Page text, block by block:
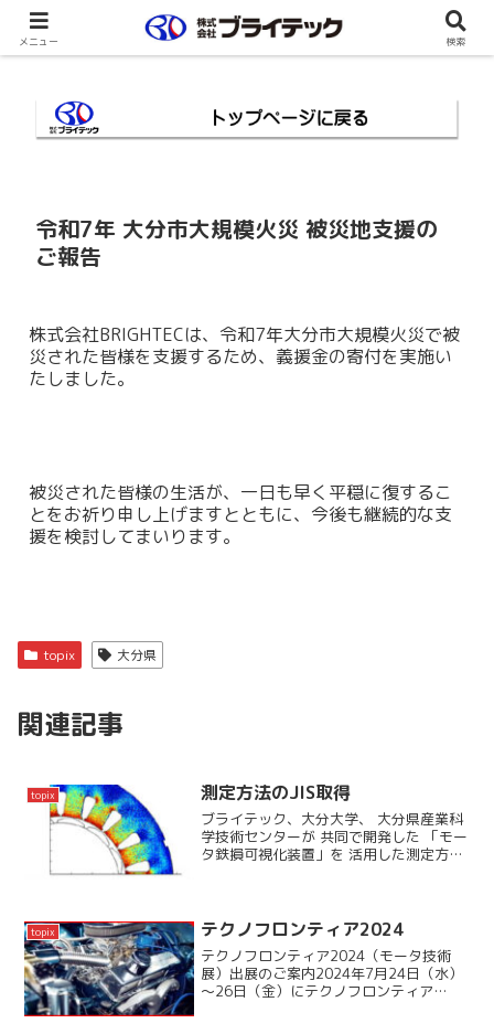
令和7年 大分市大規模火災 被災地支援の
ご報告
株式会社BRIGHTECは、令和7年大分市大規模火災で被
災された皆様を支援するため、義援金の寄付を実施い
たしました。
被災された皆様の生活が、一日も早く平穏に復するこ
とをお祈り申し上げますとともに、今後も継続的な支
援を検討してまいります。
topix 大分県
関連記事
topix 測定方法のJIS取得
ブライテック、大分大学、 大分県産業科
学技術センターが 共同で開発した 「モー
タ鉄損可視化装置」を 活用した測定方法
topix テクノフロンティア2024
テクノフロンティア2024（モータ技術
展）出展のご案内2024年7月24日（水）
～26日（金）にテクノフロンティア
メニュー 検索